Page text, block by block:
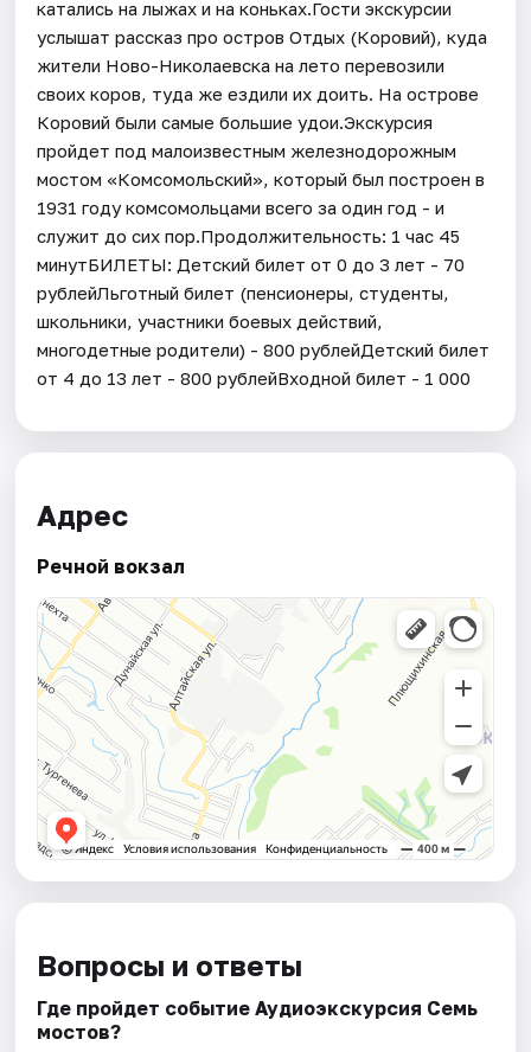
катались на лыжах и на коньках.​Гости экскурсии
услышат рассказ про остров Отдых (Коровий), куда
жители Ново-Николаевска на лето перевозили
своих коров, туда же ездили их доить. На острове
Коровий были самые большие удои.Экскурсия
пройдет под малоизвестным железнодорожным
мостом «Комсомольский», который был построен в
1931 году комсомольцами всего за один год - и
служит до сих пор.Продолжительность: 1 час 45
минутБИЛЕТЫ: Детский билет от 0 до 3 лет - 70
рублейЛьготный билет (пенсионеры, студенты,
школьники, участники боевых действий,
многодетные родители) - 800 рублейДетский билет
от 4 до 13 лет - 800 рублейВходной билет - 1 000
Адрес
Речной вокзал
Вопросы и ответы
Где пройдет событие Аудиоэкскурсия Семь
мостов?